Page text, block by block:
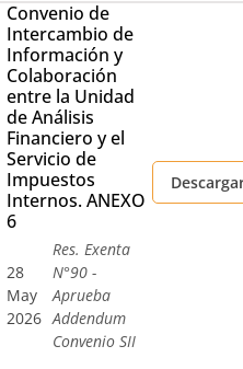
Convenio de
Intercambio de
Información y
Colaboración
entre la Unidad
de Análisis
Financiero y el
Servicio de
Impuestos
Internos. ANEXO
6
28
May
2026
Res. Exenta
N°90 -
Aprueba
Addendum
Convenio SII